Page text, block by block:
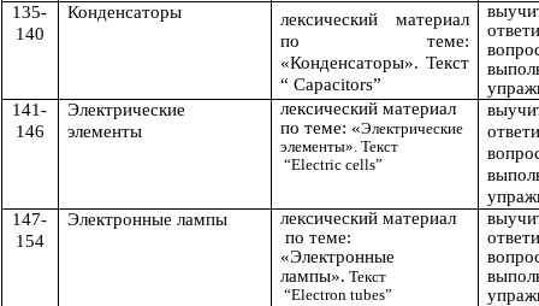
135-
140
Конденсаторы
лексический материал
по теме:
«Конденсаторы». Текст
“ Capacitors”
141-
146
Электрические
элементы
лексический материал
по теме: «Электрические
элементы». Текст
“Electric cells”
147-
154
Электронные лампы
лексический материал
по теме:
«Электронные
лампы». Текст
“Electron tubes”